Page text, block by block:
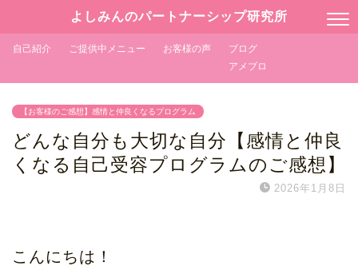
よしみんのパートナーシップ研究所
自己紹介 ご提供中メニュー お客様の声
ブログ
アメブロ
【お客様のご感想】感情と仲良くなるプログラム
どんな自分も大切な自分【感情と仲良
くなる自己受容プログラムのご感想】
2026年1月8日
こんにちは！